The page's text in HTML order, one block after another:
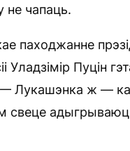
не чапаць.
паходжанне
Уладзімір Пуцін
ж —
свеце